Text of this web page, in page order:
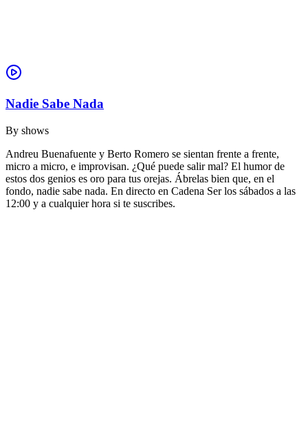
Nadie Sabe Nada
By shows
Andreu Buenafuente y Berto Romero se sientan frente a frente,
micro a micro, e improvisan. ¿Qué puede salir mal? El humor de
estos dos genios es oro para tus orejas. Ábrelas bien que, en el
fondo, nadie sabe nada. En directo en Cadena Ser los sábados a las
12:00 y a cualquier hora si te suscribes.